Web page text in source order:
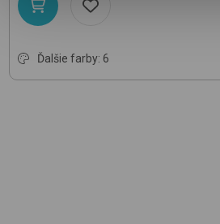
Ďalšie farby: 6